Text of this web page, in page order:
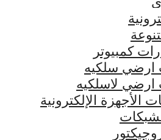
كمبيوتر
ارضي سلكيه
ارضي لاسلكيه
الأجهزة الإلكترونية